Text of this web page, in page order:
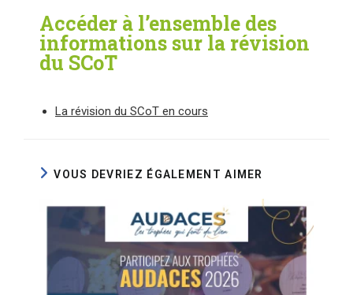
Accéder à l’ensemble des
informations sur la révision
du SCoT
La révision du SCoT en cours
VOUS DEVRIEZ ÉGALEMENT AIMER